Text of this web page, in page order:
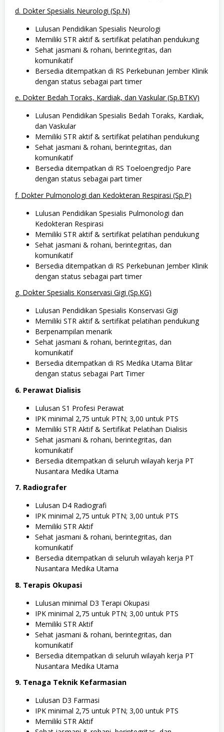
d. Dokter Spesialis Neurologi (Sp.N)
Lulusan Pendidikan Spesialis Neurologi
Memiliki STR aktif & sertifikat pelatihan pendukung
Sehat jasmani & rohani, berintegritas, dan
komunikatif
Bersedia ditempatkan di RS Perkebunan Jember Klinik
dengan status sebagai part timer
e. Dokter Bedah Toraks, Kardiak, dan Vaskular (Sp.BTKV)
Lulusan Pendidikan Spesialis Bedah Toraks, Kardiak,
dan Vaskular
Memiliki STR aktif & sertifikat pelatihan pendukung
Sehat jasmani & rohani, berintegritas, dan
komunikatif
Bersedia ditempatkan di RS Toeloengredjo Pare
dengan status sebagai part timer
f. Dokter Pulmonologi dan Kedokteran Respirasi (Sp.P)
Lulusan Pendidikan Spesialis Pulmonologi dan
Kedokteran Respirasi
Memiliki STR aktif & sertifikat pelatihan pendukung
Sehat jasmani & rohani, berintegritas, dan
komunikatif
Bersedia ditempatkan di RS Perkebunan Jember Klinik
dengan status sebagai part timer
g. Dokter Spesialis Konservasi Gigi (Sp.KG)
Lulusan Pendidikan Spesialis Konservasi Gigi
Memiliki STR aktif & sertifikat pelatihan pendukung
Berpenampilan menarik
Sehat jasmani & rohani, berintegritas, dan
komunikatif
Bersedia ditempatkan di RS Medika Utama Blitar
dengan status sebagai Part Timer
6. Perawat Dialisis
Lulusan S1 Profesi Perawat
IPK minimal 2,75 untuk PTN; 3,00 untuk PTS
Memiliki STR Aktif & Sertifikat Pelatihan Dialisis
Sehat jasmani & rohani, berintegritas, dan
komunikatif
Bersedia ditempatkan di seluruh wilayah kerja PT
Nusantara Medika Utama
7. Radiografer
Lulusan D4 Radiografi
IPK minimal 2,75 untuk PTN; 3,00 untuk PTS
Memiliki STR Aktif
Sehat jasmani & rohani, berintegritas, dan
komunikatif
Bersedia ditempatkan di seluruh wilayah kerja PT
Nusantara Medika Utama
8. Terapis Okupasi
Lulusan minimal D3 Terapi Okupasi
IPK minimal 2,75 untuk PTN; 3,00 untuk PTS
Memiliki STR Aktif
Sehat jasmani & rohani, berintegritas, dan
komunikatif
Bersedia ditempatkan di seluruh wilayah kerja PT
Nusantara Medika Utama
9. Tenaga Teknik Kefarmasian
Lulusan D3 Farmasi
IPK minimal 2,75 untuk PTN; 3,00 untuk PTS
Memiliki STR Aktif